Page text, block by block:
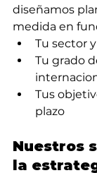
diseñamos
medida en
Tu sector
Tu grado
Tus
plazo
Nuestros
la